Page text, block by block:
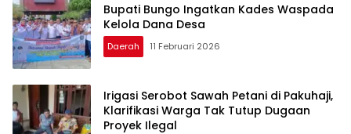
Bupati Bungo Ingatkan Kades Waspada
Kelola Dana Desa
Daerah 11 Februari 2026
Irigasi Serobot Sawah Petani di Pakuhaji,
Klarifikasi Warga Tak Tutup Dugaan
Proyek Ilegal